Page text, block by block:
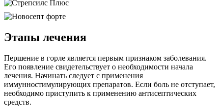
Этапы лечения
Першение в горле является первым признаком заболевания.
Его появление свидетельствует о необходимости начала
лечения. Начинать следует с применения
иммунностимулирующих препаратов. Если боль не отступает,
необходимо приступить к применению антисептических
средств.